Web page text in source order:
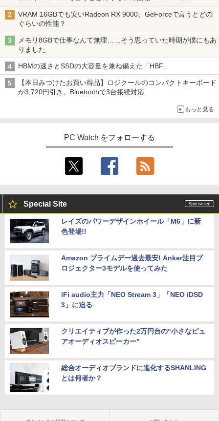
VRAM 16GBでも安いRadeon RX 9000、GeForceで言うとどの
ぐらいの性能？
メモリ8GBで仕事なんて無理……そう思っていた時期が僕にもあ
りました
HBMの速さとSSDの大容量を兼ね備えた「HBF」
【本日みつけたお買い得品】ロジクールのコンパクトキーボード
が3,720円引き。Bluetoothで3台接続対応
もっと見る
PC Watch をフォローする
Special Site
レイズのパワーデザインホイール「M6」に新
色登場!!
Amazon プライムデー過去最安! Anker注目プ
ロジェクター3モデルを使ってみた
iFi audio主力「NEO Stream 3」「NEO iDSD
3」に迫る
クリエイティブが作った2万円台の“小さなピュ
アオーディオスピーカー”
総合オーディオブランドに進化するSHANLING
とは何者か？